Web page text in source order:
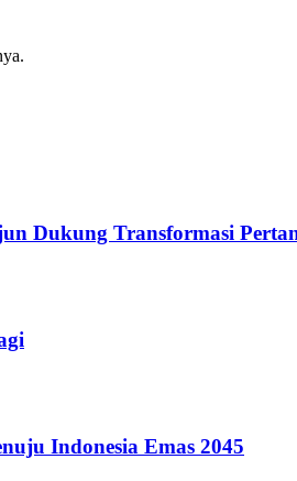
Dukung Transformasi
Indonesia Emas 2045